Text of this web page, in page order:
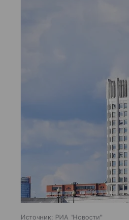
Источник: РИА "Новости"